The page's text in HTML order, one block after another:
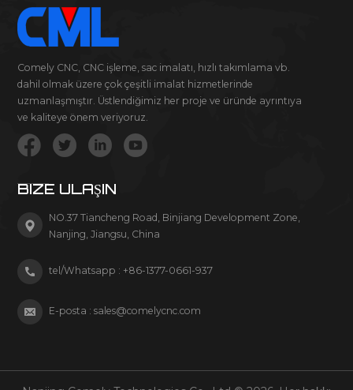
Comely CNC, CNC işleme, sac imalatı, hızlı takımlama vb.
dahil olmak üzere çok çeşitli imalat hizmetlerinde
uzmanlaşmıştır. Üstlendiğimiz her proje ve üründe ayrıntıya
ve kaliteye önem veriyoruz.
BIZE ULAŞIN
NO.37 Tiancheng Road, Binjiang Development Zone,
Nanjing, Jiangsu, China
tel/Whatsapp : +86-1377-0661-937
E-posta :sales@comelycnc.com